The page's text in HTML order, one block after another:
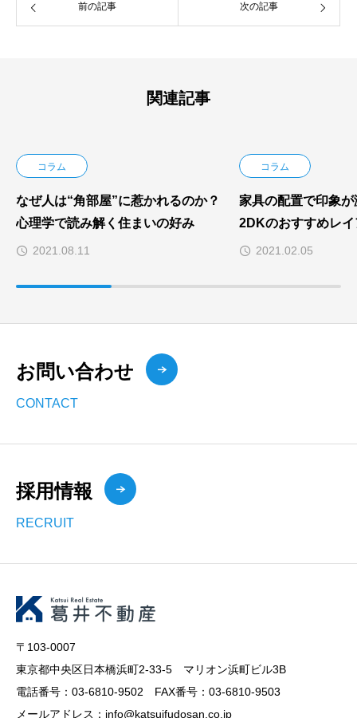
前の記事 次の記事
関連記事
コラム
なぜ人は“角部屋”に惹かれるのか？
心理学で読み解く住まいの好み
2021.08.11
コラム
家具の配置で印象
2DKのおすすめレ
2021.02.05
お問い合わせ
CONTACT
採用情報
RECRUIT
〒103-0007
東京都中央区日本橋浜町2-33-5 マリオン浜町ビル3B
電話番号：03-6810-9502 FAX番号：03-6810-9503
メールアドレス：info@katsuifudosan.co.jp